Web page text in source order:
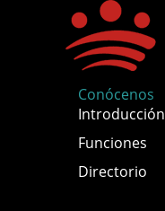
Conócenos
Introducción
Funciones
Directorio